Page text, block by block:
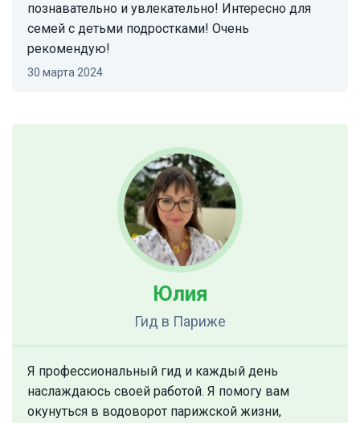
познавательно и увлекательно! Интересно для
семей с детьми подростками! Очень
рекомендую!
30 марта 2024
Юлия
Гид в Париже
Я профессиональный гид и каждый день
наслаждаюсь своей работой. Я помогу вам
окунуться в водоворот парижской жизни,